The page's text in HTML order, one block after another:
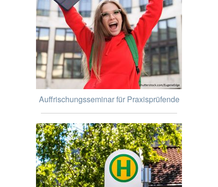
Auffrischungsseminar für Praxisprüfende